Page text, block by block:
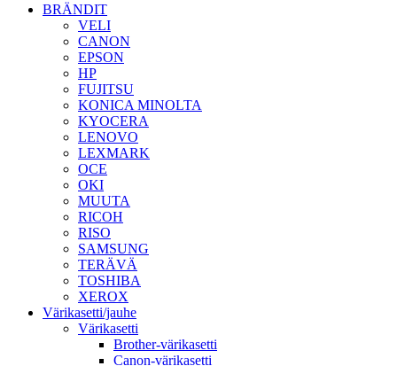
BRÄNDIT
VELI
CANON
EPSON
HP
FUJITSU
KONICA MINOLTA
KYOCERA
LENOVO
LEXMARK
OCE
OKI
MUUTA
RICOH
RISO
SAMSUNG
TERÄVÄ
TOSHIBA
XEROX
Värikasetti/jauhe
Värikasetti
Brother-värikasetti
Canon-värikasetti